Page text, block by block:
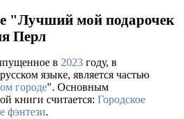
"Лучший мой подарочек
Перл
в 2023 году, в
языке, является частью
городе". Основным
книги считается: Городское
фэнтези.